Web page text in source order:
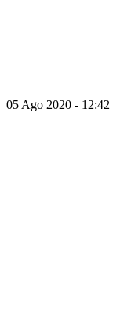
05 Ago 2020 - 12:42